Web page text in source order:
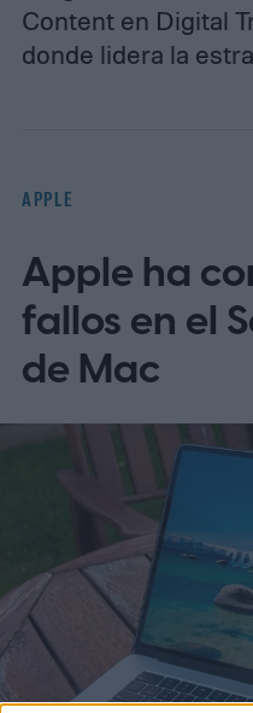
Content en Digital
donde lidera la
APPLE
Apple ha
fallos en el
de Mac